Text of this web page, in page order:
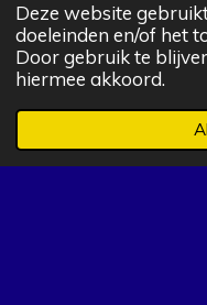
Deze website
doeleinden en/of het
Door gebruik te
hiermee akkoord.
Mist u een artikel?
kijken we of we het
F
W